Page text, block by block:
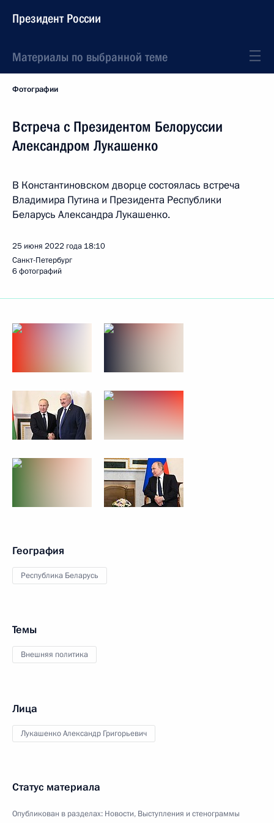
Президент России
Материалы по выбранной теме
Фотографии
Встреча с Президентом Белоруссии
Александром Лукашенко
В Константиновском дворце состоялась встреча
Владимира Путина и Президента Республики
Беларусь Александра Лукашенко.
25 июня 2022 года 18:10
Санкт-Петербург
6 фотографий
География
Республика Беларусь
Темы
Внешняя политика
Лица
Лукашенко Александр Григорьевич
Статус материала
Опубликован в разделах: Новости, Выступления и стенограммы